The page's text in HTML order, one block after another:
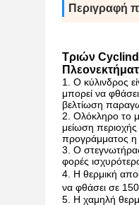
Περιγραφή
Τριών
1. Ο κύλινδρος
μπορεί να
βελτίωση
2. Ολόκληρο το
μείωση
προγράμματος η
3. Ο
φορές
4. Η θερμική
να φθάσει σε
5. Η χαμηλή